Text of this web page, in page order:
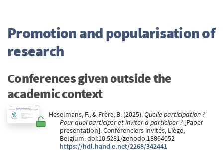
Promotion and popularisation of
research
Conferences given outside the
academic context
Heselmans, F., & Frère, B. (2025).Quelle participation ?
Pour quoi participer et inviter à participer ? [Paper
presentation]. Conférenciers invités, Liège,
Belgium. doi:10.5281/zenodo.18864052
https://hdl.handle.net/2268/342441